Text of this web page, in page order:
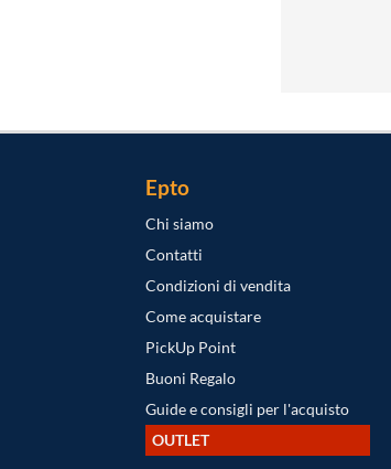
Epto
Chi siamo
Contatti
Condizioni di vendita
Come acquistare
PickUp Point
Buoni Regalo
Guide e consigli per l'acquisto
OUTLET